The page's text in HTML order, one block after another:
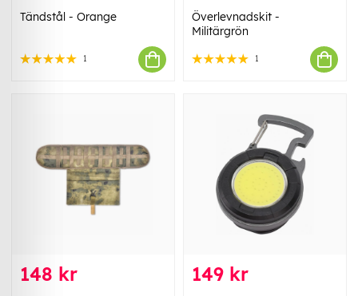
Tändstål - Orange
1
Överlevnadskit -
Militärgrön
1
148 kr 149 kr